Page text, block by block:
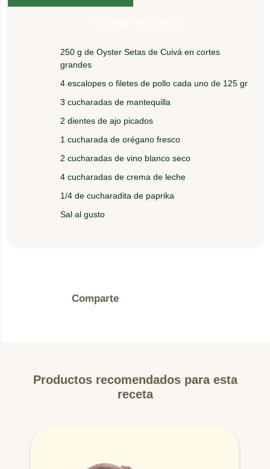
250 g de Oyster Setas de Cuivá en cortes
grandes
4 escalopes o filetes de pollo cada uno de 125 gr
3 cucharadas de mantequilla
2 dientes de ajo picados
1 cucharada de orégano fresco
2 cucharadas de vino blanco seco
4 cucharadas de crema de leche
1/4 de cucharadita de paprika
Sal al gusto
En una sartén con mantequilla saltee el ajo por 2
Adicione los escalopes y dore 3 minutos por cada
lado.
Agregue los Oyster y el orégano por encima.
Vierta el vino mezclado con la crema de leche y la
paprika.
Comparte
Productos recomendados para esta
receta